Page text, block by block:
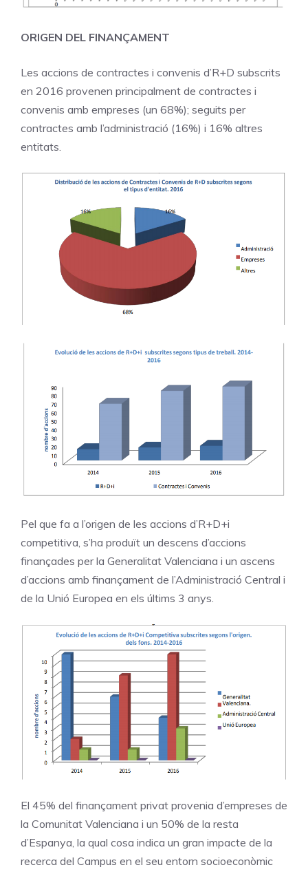
ORIGEN DEL FINANÇAMENT
Les accions de contractes i convenis d’R+D subscrits
en 2016 provenen principalment de contractes i
convenis amb empreses (un 68%); seguits per
contractes amb l’administració (16%) i 16% altres
entitats.
Pel que fa a l’origen de les accions d’R+D+i
competitiva, s’ha produït un descens d’accions
finançades per la Generalitat Valenciana i un ascens
d’accions amb finançament de l’Administració Central i
de la Unió Europea en els últims 3 anys.
El 45% del finançament privat provenia d’empreses de
la Comunitat Valenciana i un 50% de la resta
d’Espanya, la qual cosa indica un gran impacte de la
recerca del Campus en el seu entorn socioeconòmic